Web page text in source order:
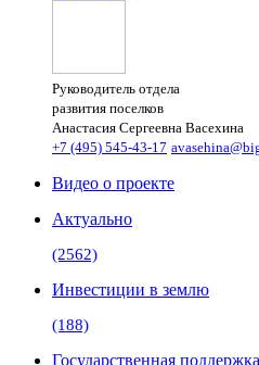
Руководитель отдела
развития поселков
Анастасия Сергеевна Васехина
+7 (495) 545-43-17
Видео о проекте
Актуально
(2562)
Инвестиции в землю
(188)
Государственная поддержка